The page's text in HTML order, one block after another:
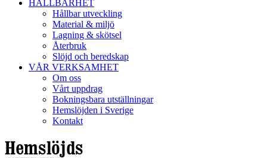
HÅLLBARHET
Hållbar utveckling
Material & miljö
Lagning & skötsel
Återbruk
Slöjd och beredskap
VÅR VERKSAMHET
Om oss
Vårt uppdrag
Bokningsbara utställningar
Hemslöjden i Sverige
Kontakt